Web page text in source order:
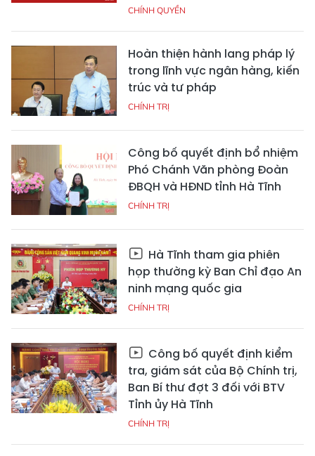
CHÍNH QUYỀN
Hoàn thiện hành lang pháp lý
trong lĩnh vực ngân hàng, kiến
trúc và tư pháp
CHÍNH TRỊ
Công bố quyết định bổ nhiệm
Phó Chánh Văn phòng Đoàn
ĐBQH và HĐND tỉnh Hà Tĩnh
CHÍNH TRỊ
Hà Tĩnh tham gia phiên
họp thường kỳ Ban Chỉ đạo An
ninh mạng quốc gia
CHÍNH TRỊ
Công bố quyết định kiểm
tra, giám sát của Bộ Chính trị,
Ban Bí thư đợt 3 đối với BTV
Tỉnh ủy Hà Tĩnh
CHÍNH TRỊ